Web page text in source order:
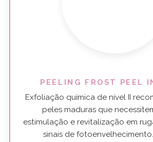
PEELING FROST PEEL
Exfoliação química de nível II
peles maduras que
estimulação e revitalização em
sinais de